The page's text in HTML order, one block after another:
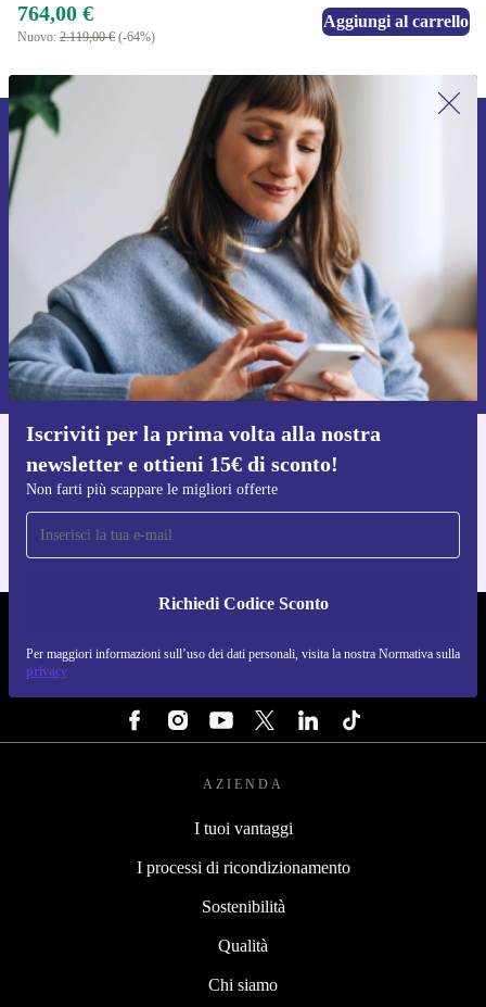
764,00 €
Nuovo: 2.119,00 € (-64%)
Aggiungi al carrello
Iscriviti per la prima volta alla nostra
newsletter e ottieni 15€ di sconto!
Non farti più scappare le migliori offerte
Richiedi Codice Sconto
Per maggiori informazioni sull’uso dei dati personali, visita la nostra Normativa sulla
privacy
Iscriviti per la prima volta alla nostra
newsletter e ottieni 15€ di sconto!
Non farti più scappare le migliori offerte.
Richiedi codice sconto
Per maggiori informazioni sull’uso dei dati personali, visita la nostra
Normativa sulla privacy.
Scarica l'app di refurbed
Per iOS e Android
AZIENDA
I tuoi vantaggi
I processi di ricondizionamento
Sostenibilità
Qualità
Chi siamo